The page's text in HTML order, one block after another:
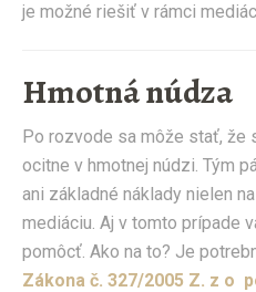
je možné riešiť v rámci
Hmotná núdza
Po rozvode sa môže stať, že
ocitne v hmotnej núdzi. Tým
ani základné náklady nielen
mediáciu. Aj v tomto prípade
pomôcť. Ako na to? Je
Zákona č. 327/2005 Z. z o